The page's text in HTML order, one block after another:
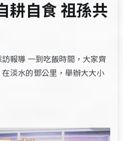
耕自食 祖孫共
報導 一到吃飯時間，大家齊
淡水的鄧公里，舉辦大大小